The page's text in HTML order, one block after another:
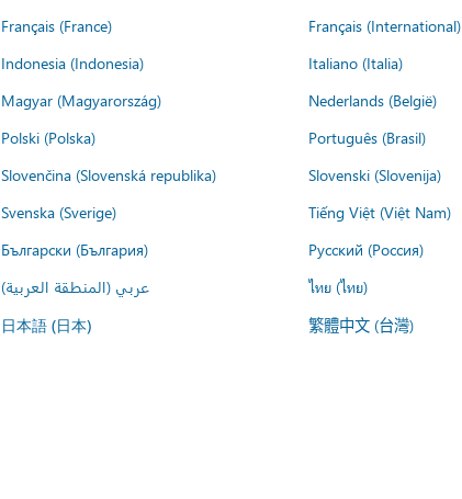
Français (France) Français (International)
Indonesia (Indonesia) Italiano (Italia)
Magyar (Magyarország) Nederlands (België)
Polski (Polska) Português (Brasil)
Slovenčina (Slovenská republika) Slovenski (Slovenija)
Svenska (Sverige) Tiếng Việt (Việt Nam)
Български (България) Русский (Россия)
عربي (المنطقة العربية) ไทย (ไทย)
日本語 (日本) 繁體中文 (台灣)